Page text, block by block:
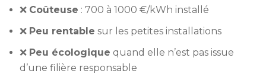
❌ Coûteuse : 700 à 1000 €/kWh installé
❌ Peu rentable sur les petites installations
❌ Peu écologique quand elle n’est pas issue
d’une filière responsable